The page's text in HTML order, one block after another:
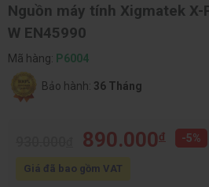
Nguồn máy tính Xigmatek X-
W EN45990
Mã hàng: P6004
Bảo hành: 36 Tháng
890.000đ -5%
Giá đã bao gồm VAT